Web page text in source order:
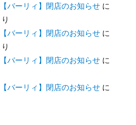
バーリィ】閉店のお知らせ に
バーリィ】閉店のお知らせ に
バーリィ】閉店のお知らせ に
バーリィ】閉店のお知らせ に